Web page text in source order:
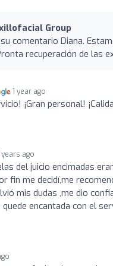
Group
comentario Diana.
recuperación de las
1 year ago
¡Gran personal!
years ago
del juicio encimadas
fin me decidí,me
mis dudas ,me dio
encantada con el